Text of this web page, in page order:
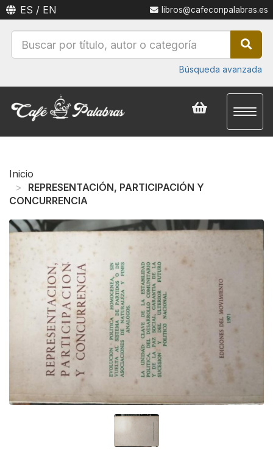
ES / EN libros@cafeconpalabras.es
Búsqueda avanzada
Inicio
REPRESENTACIÓN, PARTICIPACIÓN Y
CONCURRENCIA